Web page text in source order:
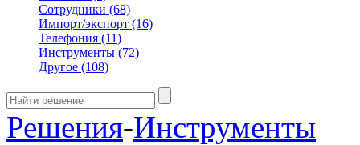
Сотрудники (68)
Импорт/экспорт (16)
Телефония (11)
Инструменты (72)
Другое (108)
Решения-Инструменты